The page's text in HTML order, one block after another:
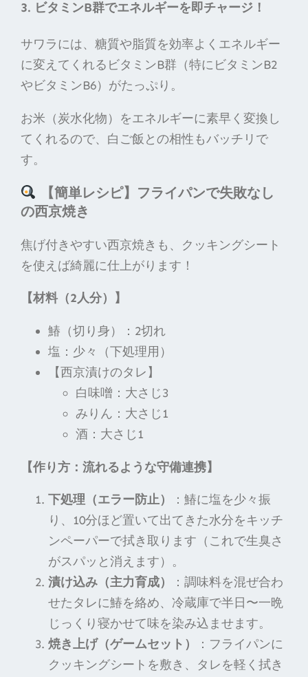
3. ビタミンB群でエネルギーを即チャージ！
サワラには、糖質や脂質を効率よくエネルギー
に変えてくれるビタミンB群（特にビタミンB2
やビタミンB6）がたっぷり。
お米（炭水化物）をエネルギーに素早く変換し
てくれるので、白ご飯との相性もバッチリで
す。
【簡単レシピ】フライパンで失敗なし
の西京焼き
焦げ付きやすい西京焼きも、クッキングシート
を使えば綺麗に仕上がります！
【材料（2人分）】
鰆（切り身）：2切れ
塩：少々（下処理用）
【西京漬けのタレ】
白味噌：大さじ3
みりん：大さじ1
酒：大さじ1
【作り方：流れるような守備連携】
下処理（エラー防止）
：鰆に塩を少々振
り、10分ほど置いて出てきた水分をキッチ
ンペーパーで拭き取ります（これで生臭さ
がスパッと消えます）。
漬け込み（主力育成）
：調味料を混ぜ合わ
せたタレに鰆を絡め、冷蔵庫で半日〜一晩
じっくり寝かせて味を染み込ませます。
焼き上げ（ゲームセット）
：フライパンに
クッキングシートを敷き、タレを軽く拭き